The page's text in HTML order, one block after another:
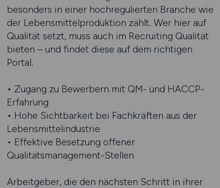
besonders in einer hochregulierten Branche wie
der Lebensmittelproduktion zählt. Wer hier auf
Qualität setzt, muss auch im Recruiting Qualität
bieten – und findet diese auf dem richtigen
Portal.
• Zugang zu Bewerbern mit QM- und HACCP-
Erfahrung
• Hohe Sichtbarkeit bei Fachkräften aus der
Lebensmittelindustrie
• Effektive Besetzung offener
Qualitätsmanagement-Stellen
Arbeitgeber, die den nächsten Schritt in ihrer